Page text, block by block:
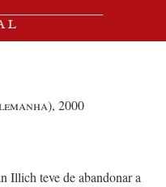
2000
Illich teve de abandonar a